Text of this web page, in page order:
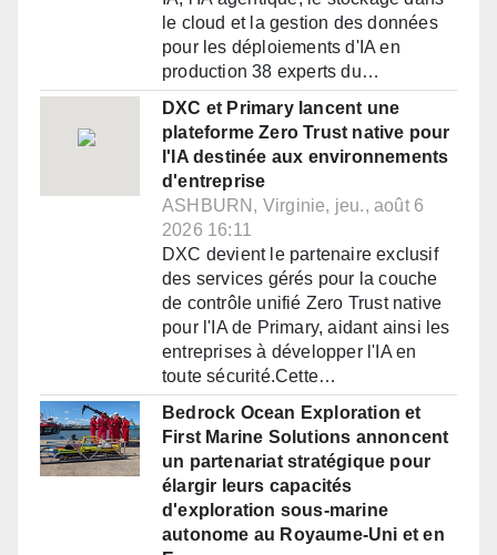
le cloud et la gestion des données
pour les déploiements d'IA en
production 38 experts du…
DXC et Primary lancent une
plateforme Zero Trust native pour
l'IA destinée aux environnements
d'entreprise
ASHBURN, Virginie, jeu., août 6
2026 16:11
DXC devient le partenaire exclusif
des services gérés pour la couche
de contrôle unifié Zero Trust native
pour l'IA de Primary, aidant ainsi les
entreprises à développer l'IA en
toute sécurité.Cette…
Bedrock Ocean Exploration et
First Marine Solutions annoncent
un partenariat stratégique pour
élargir leurs capacités
d'exploration sous-marine
autonome au Royaume-Uni et en